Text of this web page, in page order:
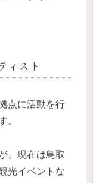
ィスト
点に活動を行
。
、現在は鳥取
光イベントな